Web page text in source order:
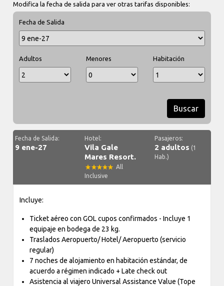
Modifica la fecha de salida para ver otras tarifas disponibles:
Fecha de Salida
Adultos Menores Habitación
Buscar
Fecha de Salida:
9 ene-27
Hotel:
Vila Gale
Mares Resort.
All
Inclusive
Pasajeros:
2 adultos (1
Hab.)
Incluye:
Ticket aéreo con GOL cupos confirmados - Incluye 1
equipaje en bodega de 23 kg.
Traslados Aeropuerto/ Hotel/ Aeropuerto (servicio
regular)
7 noches de alojamiento en habitación estándar, de
acuerdo a régimen indicado + Late check out
Asistencia al viajero Universal Assistance Value (Tope